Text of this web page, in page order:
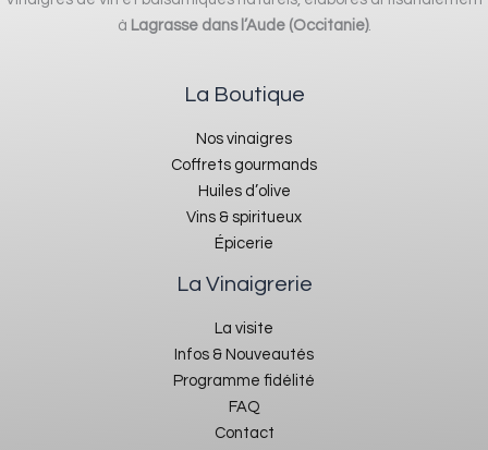
à Lagrasse dans l’Aude (Occitanie).
La Boutique
Nos vinaigres
Coffrets gourmands
Huiles d’olive
Vins & spiritueux
Épicerie
La Vinaigrerie
La visite
Infos & Nouveautés
Programme fidélité
FAQ
Contact